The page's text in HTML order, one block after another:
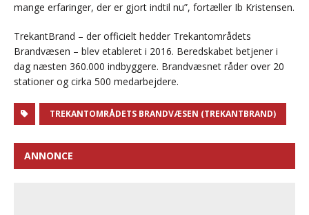
mange erfaringer, der er gjort indtil nu”, fortæller Ib Kristensen.
TrekantBrand – der officielt hedder Trekantområdets
Brandvæsen – blev etableret i 2016. Beredskabet betjener i
dag næsten 360.000 indbyggere. Brandvæsnet råder over 20
stationer og cirka 500 medarbejdere.
TREKANTOMRÅDETS BRANDVÆSEN (TREKANTBRAND)
ANNONCE